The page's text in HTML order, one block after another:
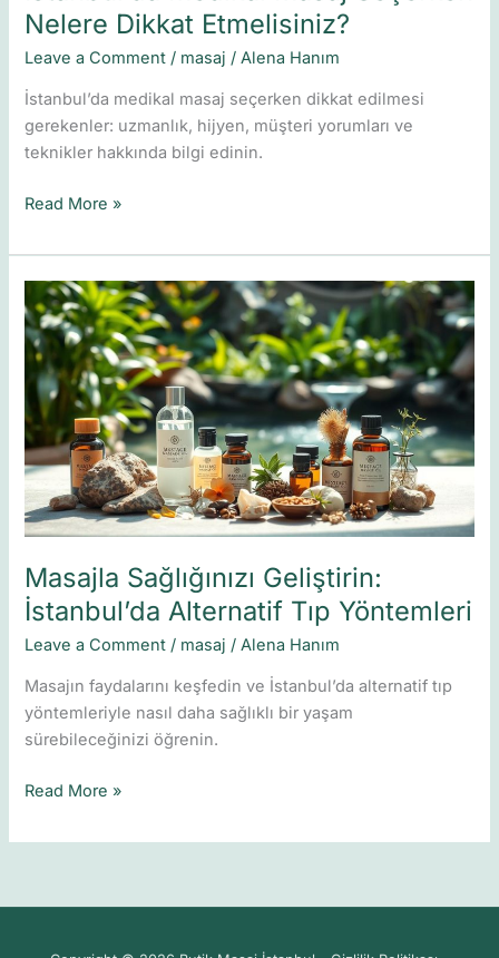
Nelere Dikkat Etmelisiniz?
Leave a Comment / masaj /Alena Hanım
İstanbul’da medikal masaj seçerken dikkat edilmesi
gerekenler: uzmanlık, hijyen, müşteri yorumları ve
teknikler hakkında bilgi edinin.
Read More »
Masajla Sağlığınızı Geliştirin:
İstanbul’da Alternatif Tıp Yöntemleri
Leave a Comment / masaj /Alena Hanım
Masajın faydalarını keşfedin ve İstanbul’da alternatif tıp
yöntemleriyle nasıl daha sağlıklı bir yaşam
sürebileceğinizi öğrenin.
Masajla
Sağlığınızı
Geliştirin:
İstanbul’da
Alternatif
Tıp
Yöntemleri
Read More »